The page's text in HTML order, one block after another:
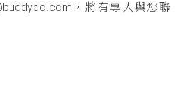
，將有專人與您聯